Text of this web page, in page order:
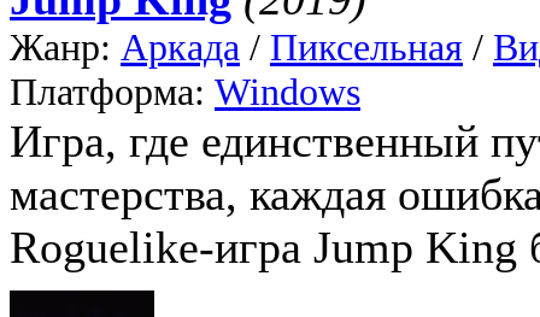
Жанр: Аркада / Пиксельная /
Платформа: Windows
Игра, где единственный
мастерства, каждая
Roguelike-игра Jump King